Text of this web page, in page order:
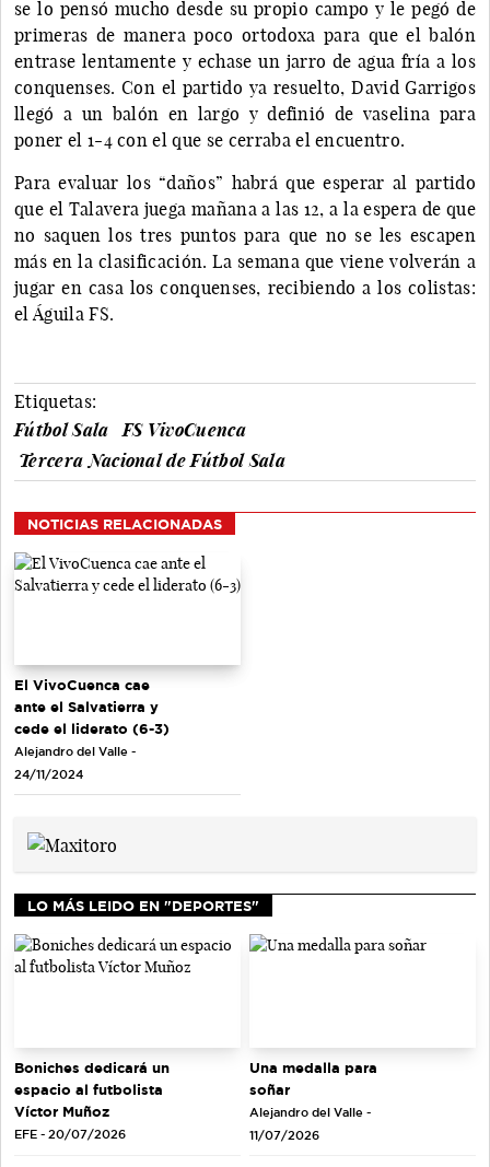
se lo pensó mucho desde su propio campo y le pegó de
primeras de manera poco ortodoxa para que el balón
entrase lentamente y echase un jarro de agua fría a los
conquenses. Con el partido ya resuelto, David Garrigos
llegó a un balón en largo y definió de vaselina para
poner el 1-4 con el que se cerraba el encuentro.
Para evaluar los “daños” habrá que esperar al partido
que el Talavera juega mañana a las 12, a la espera de que
no saquen los tres puntos para que no se les escapen
más en la clasificación. La semana que viene volverán a
jugar en casa los conquenses, recibiendo a los colistas:
el Águila FS.
Etiquetas:
Fútbol Sala
FS VivoCuenca
Tercera Nacional de Fútbol Sala
NOTICIAS RELACIONADAS
El VivoCuenca cae
ante el Salvatierra y
cede el liderato (6-3)
Alejandro del Valle -
24/11/2024
LO MÁS LEIDO EN "DEPORTES"
Boniches dedicará un
espacio al futbolista
Víctor Muñoz
EFE - 20/07/2026
Una medalla para
soñar
Alejandro del Valle -
11/07/2026